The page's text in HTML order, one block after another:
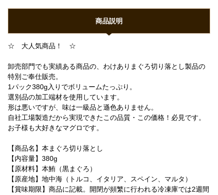
商品説明
☆ 大人気商品！ ☆
卸売部門でも実績ある商品の、わけありまぐろ切り落とし製品の
特別ご奉仕販売。
1パック380g入りでボリュームたっぷり。
選別品の加工端材を使用しています。
形は悪いですが、味は一級品と遜色ありません。
自社工場製造だから実現できたこの品質・この価格！必見です。
お子様も大好きなマグロです。
【商品名】本まぐろ切り落とし
【内容量】380g
【原材料】本鮪（黒まぐろ）
【原産地】地中海（トルコ、イタリア、スペイン、マルタ）
【賞味期限】商品に記載。開閉が頻繁に行われる冷凍庫では2週間